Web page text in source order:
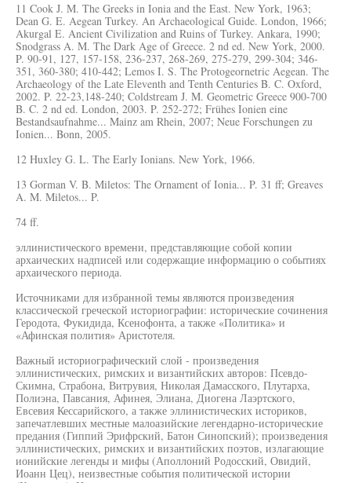
11 Cook J. M. The Greeks in Ionia and the East. New York, 1963;
Dean G. E. Aegean Turkey. An Archaeological Guide. London, 1966;
Akurgal E. Ancient Civilization and Ruins of Turkey. Ankara, 1990;
Snodgrass A. M. The Dark Age of Greece. 2 nd ed. New York, 2000.
P. 90-91, 127, 157-158, 236-237, 268-269, 275-279, 299-304; 346-
351, 360-380; 410-442; Lemos I. S. The Protogeornetric Aegean. The
Archaeology of the Late Eleventh and Tenth Centuries B. C. Oxford,
2002. P. 22-23,148-240; Coldstream J. M. Geometric Greece 900-700
B. C. 2 nd ed. London, 2003. P. 252-272; Frühes Ionien eine
Bestandsaufnahme... Mainz am Rhein, 2007; Neue Forschungen zu
Ionien... Bonn, 2005.
12 Huxley G. L. The Early Ionians. New York, 1966.
13 Gorman V. B. Miletos: The Ornament of Ionia... P. 31 ff; Greaves
A. M. Miletos... P.
74 ff.
эллинистического времени, представляющие собой копии
архаических надписей или содержащие информацию о событиях
архаического периода.
Источниками для избранной темы являются произведения
классической греческой историографии: исторические сочинения
Геродота, Фукидида, Ксенофонта, а также «Политика» и
«Афинская полития» Аристотеля.
Важный историографический слой - произведения
эллинистических, римских и византийских авторов: Псевдо-
Скимна, Страбона, Витрувия, Николая Дамасского, Плутарха,
Полиэна, Павсания, Афинея, Элиана, Диогена Лаэртского,
Евсевия Кессарийского, а также эллинистических историков,
запечатлевших местные малоазийские легендарно-исторические
предания (Гиппий Эрифрский, Батон Синопский); произведения
эллинистических, римских и византийских поэтов, излагающие
ионийские легенды и мифы (Аполлоний Родосский, Овидий,
Иоанн Цец), неизвестные события политической истории